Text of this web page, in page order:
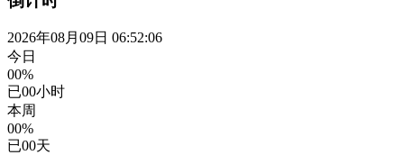
2026年08月09日 06:52:06
今日
00%
已00小时
本周
00%
已00天